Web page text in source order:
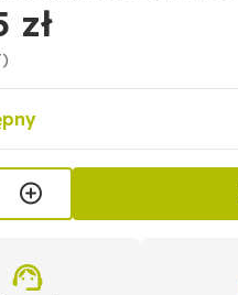
zł